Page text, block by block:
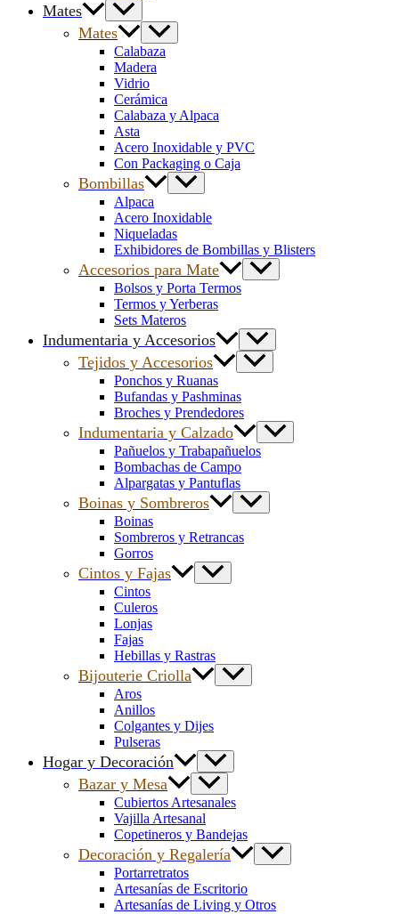
Mates
Mates
Calabaza
Madera
Vidrio
Cerámica
Calabaza y Alpaca
Asta
Acero Inoxidable y PVC
Con Packaging o Caja
Bombillas
Alpaca
Acero Inoxidable
Niqueladas
Exhibidores de Bombillas y Blisters
Accesorios para Mate
Bolsos y Porta Termos
Termos y Yerberas
Sets Materos
Indumentaria y Accesorios
Tejidos y Accesorios
Ponchos y Ruanas
Bufandas y Pashminas
Broches y Prendedores
Indumentaria y Calzado
Pañuelos y Trabapañuelos
Bombachas de Campo
Alpargatas y Pantuflas
Boinas y Sombreros
Boinas
Sombreros y Retrancas
Gorros
Cintos y Fajas
Cintos
Culeros
Lonjas
Fajas
Hebillas y Rastras
Bijouterie Criolla
Aros
Anillos
Colgantes y Dijes
Pulseras
Hogar y Decoración
Bazar y Mesa
Cubiertos Artesanales
Vajilla Artesanal
Copetineros y Bandejas
Decoración y Regalería
Portarretratos
Artesanías de Escritorio
Artesanías de Living y Otros